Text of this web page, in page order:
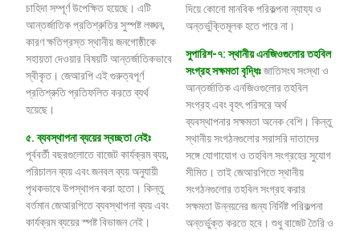
চাহিদা সম্পূর্ণ উপেক্ষিত হয়েছে। এটি
আন্তর্জাতিক প্রতিশ্রুতির সুস্পষ্ট লঙ্ঘন,
কারণ ক্ষতিগ্রস্ত স্থানীয় জনগোষ্ঠীকে
সহায়তা দেওয়ার বিষয়টি আন্তর্জাতিকভাবে
স্বীকৃত। জেআরপি এই গুরুত্বপূর্ণ
প্রতিশ্রুতি প্রতিফলিত করতে ব্যর্থ
হয়েছে।
৫.ব্যবস্থাপনাব্যয়েরস্বচ্ছতানেইঃ
পূর্ববর্তী বছরগুলোতে বাজেট কার্যক্রম ব্যয়,
পরিচালন ব্যয় এবং জনবল ব্যয় অনুযায়ী
পৃথকভাবে উপস্থাপন করা হতো। কিন্তু
বর্তমান জেআরপিতে ব্যবস্থাপনা ব্যয় এবং
কার্যক্রম ব্যয়ের স্পষ্ট বিভাজন নেই।
দিয়ে কোনো মানবিক পরিকল্পনা ন্যায্য ও
অন্তর্ভুক্তিমূলক হতে পারে না।
সুপারিশ-৭: স্থানীয় এনজিওগুলোর তহবিল
সংগ্রহ সক্ষমতা বৃদ্ধিঃজাতিসংঘ সংস্থা ও
আন্তর্জাতিক এনজিওগুলোর তহবিল
সংগ্রহ এবং বৃহৎ পরিসরে অর্থ
ব্যবস্থাপনার সক্ষমতা অনেক বেশি। কিন্তু
স্থানীয় সংগঠনগুলোর সরাসরি দাতাদের
সঙ্গে যোগাযোগ ও তহবিল সংগ্রহের সুযোগ
সীমিত। তাই জেআরপিতে স্থানীয়
সংগঠনগুলোর তহবিল সংগ্রহ করার
সক্ষমতা উন্নয়নের জন্য নির্দিষ্ট পরিকল্পনা
অন্তর্ভুক্ত করতে হবে। শুধু বাজেট তৈরি ও